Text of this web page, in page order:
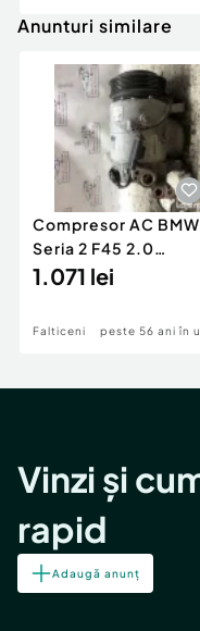
Anunturi similare
Compresor AC BMW
Seria 2 F45 2.0
Motorina 2016
1.071 lei
Falticeni peste 56 ani în
Vinzi și
rapid
Adaugă anunț